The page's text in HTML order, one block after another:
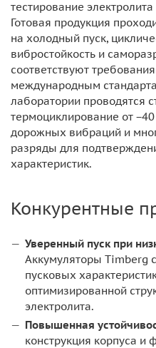
тестирование
Готовая продукция
на холодный пуск,
вибростойкость и
соответствуют
международным
лаборатории проводятся
термоциклирование от
дорожных вибраций и
разряды для
характеристик.
Конкурентные
Уверенный пуск при
Аккумуляторы Timberg
пусковых
оптимизированной
электролита.
Повышенная
конструкция корпуса и